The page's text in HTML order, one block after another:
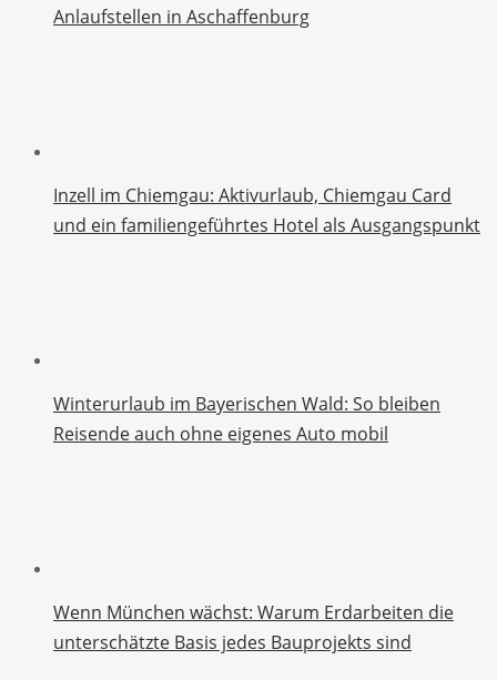
Anlaufstellen in Aschaffenburg
Inzell im Chiemgau: Aktivurlaub, Chiemgau Card
und ein familiengeführtes Hotel als Ausgangspunkt
Winterurlaub im Bayerischen Wald: So bleiben
Reisende auch ohne eigenes Auto mobil
Wenn München wächst: Warum Erdarbeiten die
unterschätzte Basis jedes Bauprojekts sind